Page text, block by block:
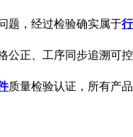
题，经过检验确实属于
公正、工序同步追溯可控
质量检验认证，所有产